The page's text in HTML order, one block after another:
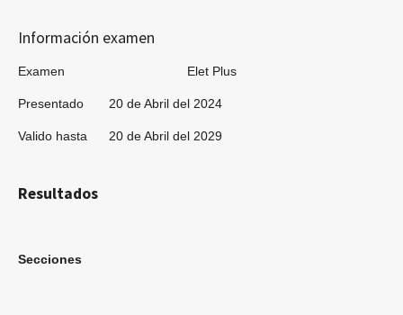
Información examen
Examen Elet Plus
Presentado 20 de Abril del 2024
Valido hasta 20 de Abril del 2029
Resultados
Secciones